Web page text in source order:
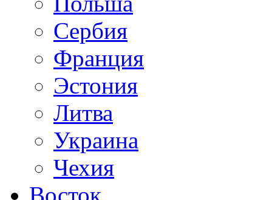
Сербия
Франция
Эстония
Литва
Украина
Чехия
Восток